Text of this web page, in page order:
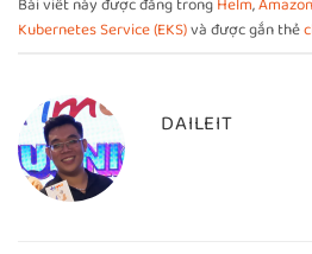
Bài viết này được đăng trongHelm,
Kubernetes Service (EKS)và được gắn thẻ
DAILEIT